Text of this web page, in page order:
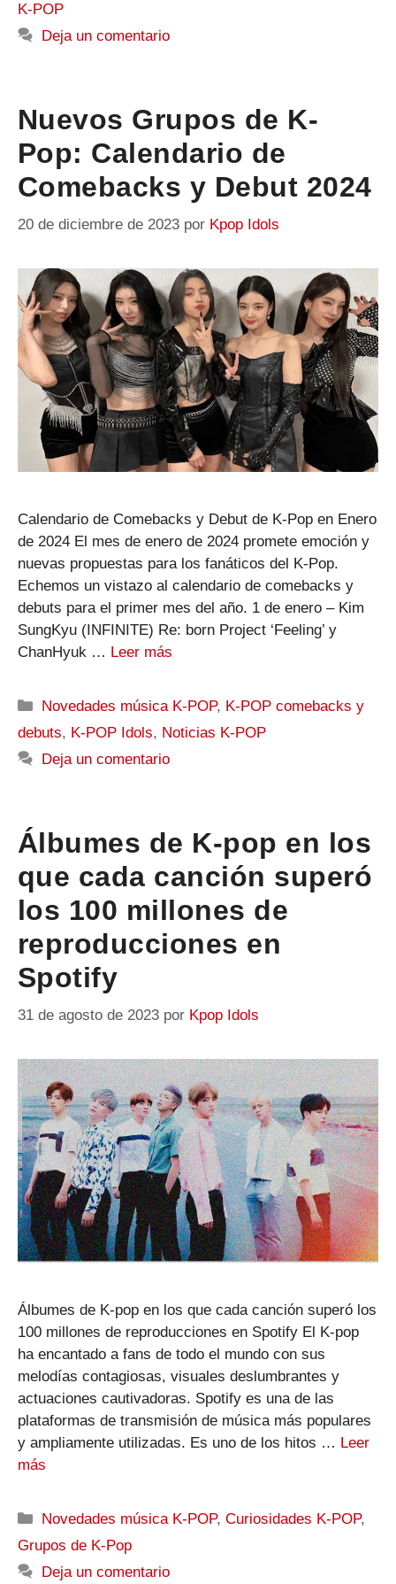
K-POP
Deja un comentario
Nuevos Grupos de K-
Pop: Calendario de
Comebacks y Debut 2024
20 de diciembre de 2023 por Kpop Idols
Calendario de Comebacks y Debut de K-Pop en Enero
de 2024 El mes de enero de 2024 promete emoción y
nuevas propuestas para los fanáticos del K-Pop.
Echemos un vistazo al calendario de comebacks y
debuts para el primer mes del año. 1 de enero – Kim
SungKyu (INFINITE) Re: born Project ‘Feeling’ y
ChanHyuk … Leer más
Categorías
Novedades música K-POP, K-POP comebacks y
debuts, K-POP Idols, Noticias K-POP
Deja un comentario
Álbumes de K-pop en los
que cada canción superó
los 100 millones de
reproducciones en
Spotify
31 de agosto de 2023 por Kpop Idols
Álbumes de K-pop en los que cada canción superó los
100 millones de reproducciones en Spotify El K-pop
ha encantado a fans de todo el mundo con sus
melodías contagiosas, visuales deslumbrantes y
actuaciones cautivadoras. Spotify es una de las
plataformas de transmisión de música más populares
y ampliamente utilizadas. Es uno de los hitos … Leer
más
Categorías
Novedades música K-POP,Curiosidades K-POP,
Grupos de K-Pop
Deja un comentario